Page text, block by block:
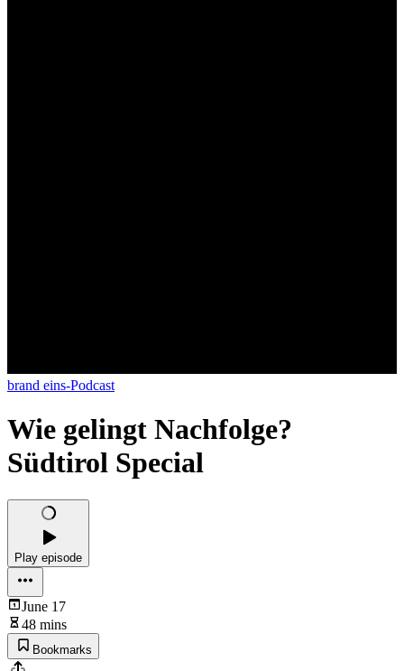
brand eins-Podcast
Wie gelingt Nachfolge?
Südtirol Special
Play episode
June 17
48 mins
Bookmarks